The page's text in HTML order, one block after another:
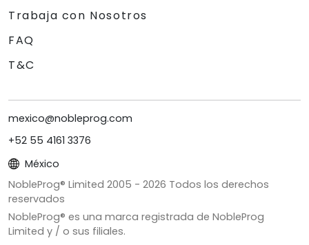
Trabaja con Nosotros
FAQ
T&C
mexico@nobleprog.com
+52 55 4161 3376
México
NobleProg® Limited 2005 - 2026 Todos los derechos
reservados
NobleProg® es una marca registrada de NobleProg
Limited y / o sus filiales.